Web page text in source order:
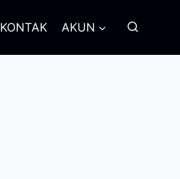
KONTAK AKUN